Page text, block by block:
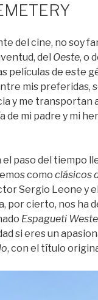
del cine, no soy
del Oeste, o
películas de este
mis preferidas,
y me transportan
de mi padre y mi
el paso del tiempo
como clásicos
Sergio Leone y
por cierto, nos ha
Espagueti
si eres un
, con el título